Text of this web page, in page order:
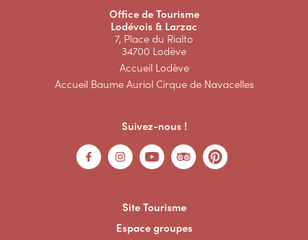
Office de Tourisme
Lodévois & Larzac
7, Place du Rialto
34700 Lodève
Accueil Lodève
Accueil Baume Auriol Cirque de Navacelles
Suivez-nous !
Site Tourisme
Espace groupes